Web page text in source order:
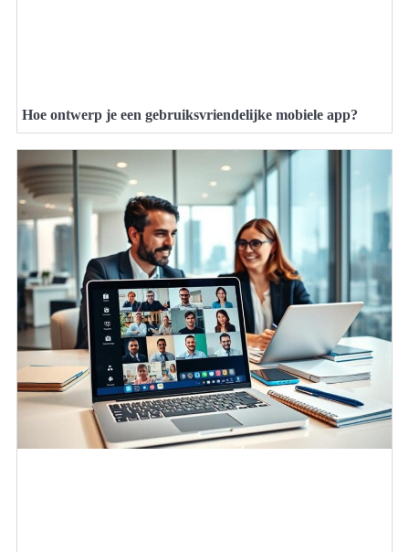
Hoe ontwerp je een gebruiksvriendelijke mobiele app?